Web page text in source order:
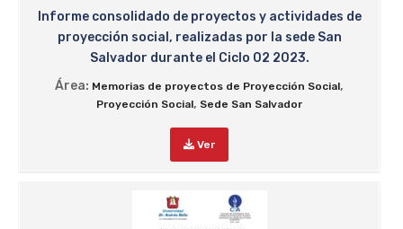
Informe consolidado de proyectos y actividades de
proyección social, realizadas por la sede San
Salvador durante el Ciclo 02 2023.
Área: Memorias de proyectos de Proyección Social,
Proyección Social, Sede San Salvador
Ver